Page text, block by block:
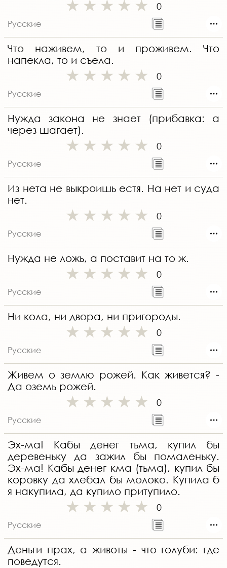
0
Русские
Что наживем, то и проживем. Что
напекла, то и съела.
0
Русские
Нужда закона не знает (прибавка: а
через шагает).
0
Русские
Из нета не выкроишь естя. На нет и суда
нет.
0
Русские
Нужда не ложь, а поставит на то ж.
0
Русские
Ни кола, ни двора, ни пригороды.
0
Русские
Живем о землю рожей. Как живется? -
Да оземь рожей.
0
Русские
Эх-ма! Кабы денег тьма, купил бы
деревеньку да зажил бы помаленьку.
Эх-ма! Кабы денег кма (тьма), купил бы
коровку да хлебал бы молоко. Купила б
я накупила, да купило притупило.
0
Русские
Деньги прах, а животы - что голуби: где
поведутся.